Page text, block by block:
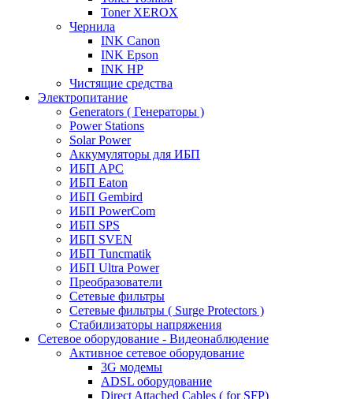
Toner XEROX
Чернила
INK Canon
INK Epson
INK HP
Чистящие средства
Электропитание
Generators ( Генераторы )
Power Stations
Solar Power
Аккумуляторы для ИБП
ИБП APC
ИБП Eaton
ИБП Gembird
ИБП PowerCom
ИБП SPS
ИБП SVEN
ИБП Tuncmatik
ИБП Ultra Power
Преобразователи
Сетевые фильтры
Сетевые фильтры ( Surge Protectors )
Стабилизаторы напряжения
Сетевое оборудование - Видеонаблюдение
Активное сетевое оборудование
3G модемы
ADSL оборудование
Direct Attached Cables ( for SFP)